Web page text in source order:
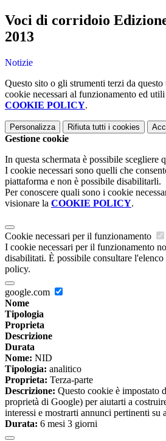
Voci di corridoio
2013
Notizie
Questo sito o gli strumenti terzi da
cookie necessari al funzionamento ed
COOKIE POLICY.
Personalizza Rifiuta tutti i cookies
Gestione cookie
In questa schermata è possibile scegliere
I cookie necessari sono quelli che
piattaforma e non è possibile disabilitarli.
Per conoscere quali sono i cookie
visionare la COOKIE POLICY.
Cookie necessari per il funzionamento
I cookie necessari per il funzionamento
disabilitati. È possibile consultare
policy.
google.com
Nome
Tipologia
Proprieta
Descrizione
Durata
Nome: NID
Tipologia: analitico
Proprieta: Terza-parte
Descrizione: Questo cookie è impostato
proprietà di Google) per aiutarti a
interessi e mostrarti annunci pertinenti su
Durata: 6 mesi 3 giorni